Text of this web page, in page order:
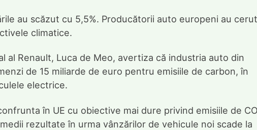
au scăzut cu 5,5%. Producătorii auto europeni au cerut
climatice.
Renault, Luca de Meo, avertiza că industria auto din
de 15 miliarde de euro pentru emisiile de carbon, în
electrice.
în UE cu obiective mai dure privind emisiile de
rezultate în urma vânzărilor de vehicule noi scade la